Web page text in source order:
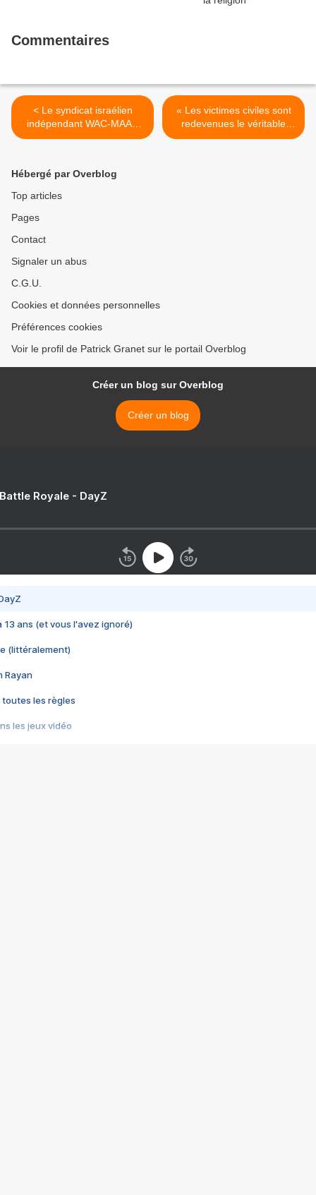
Commentaires
< Le syndicat israélien
indépendant WAC-MAAN
déclare : Arrêtons la
« Les victimes civiles sont
redevenues le véritable
objectif des guerres » >
Hébergé par Overblog
Top articles
Pages
Contact
Signaler un abus
C.G.U.
Cookies et données personnelles
Préférences cookies
Voir le profil de Patrick Granet sur le portail Overblog
Créer un blog sur Overblog
Créer un blog
Royale - DayZ
13 ans (et vous l'avez ignoré)
(littéralement)
Rayan
toutes les règles
les jeux vidéo